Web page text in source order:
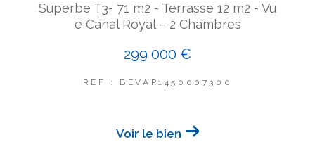
Superbe T3- 71 m2 - Terrasse 12 m2 - Vu
e Canal Royal – 2 Chambres
299 000 €
REF : BEVAP1450007300
Voir le bien